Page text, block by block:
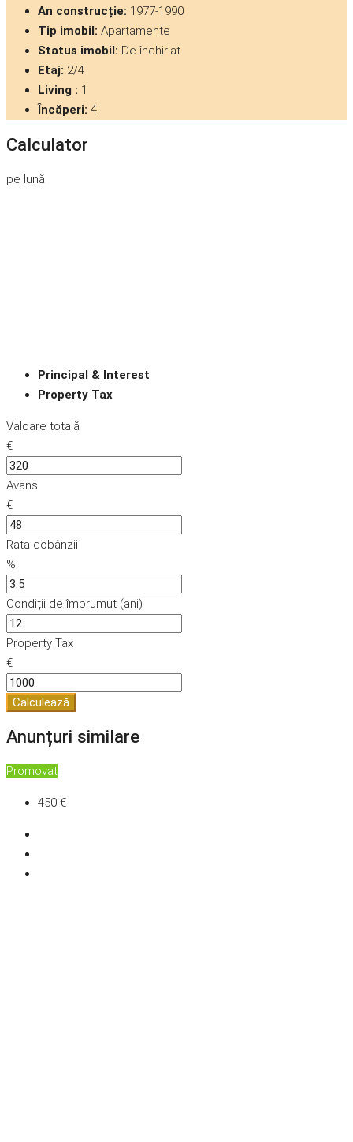
An construcție: 1977-1990
Tip imobil: Apartamente
Status imobil: De închiriat
Etaj: 2/4
Living : 1
Încăperi: 4
Calculator
pe lună
Principal & Interest
Property Tax
Valoare totală
€
Avans
€
Rata dobânzii
%
Condiții de împrumut (ani)
Property Tax
€
Calculează
Anunțuri similare
Promovat
450 €